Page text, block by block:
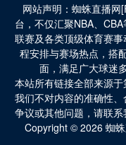
网站声明：蜘蛛直播
台，不仅汇聚NBA、
联赛及各类顶级体育赛
程安排与赛场热点，搭
面，满足广大球迷
本站所有链接全部来源
我们不对内容的准确性
争议或其他问题，请联系
Copyright © 2026 蜘